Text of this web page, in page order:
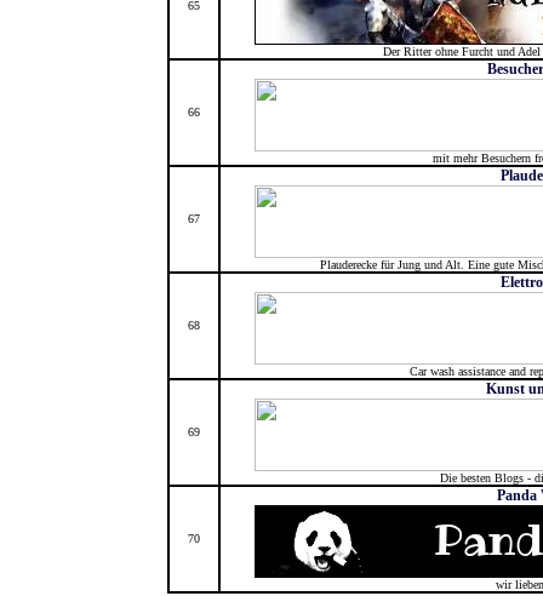
65
Der Ritter ohne Furcht und
66
mit mehr Besuchern
67
Plauderecke für Jung und Alt. Eine gute
68
Car wash assistance and
69
Kunst
Die besten Blogs -
70
Panda
wir